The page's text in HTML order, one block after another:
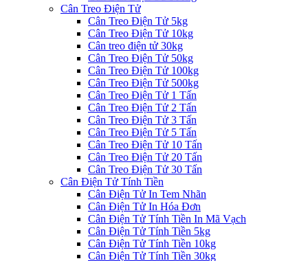
Cân Treo Điện Tử
Cân Treo Điện Tử 5kg
Cân Treo Điện Tử 10kg
Cân treo điện tử 30kg
Cân Treo Điện Tử 50kg
Cân Treo Điện Tử 100kg
Cân Treo Điện Tử 500kg
Cân Treo Điện Tử 1 Tấn
Cân Treo Điện Tử 2 Tấn
Cân Treo Điện Tử 3 Tấn
Cân Treo Điện Tử 5 Tấn
Cân Treo Điện Tử 10 Tấn
Cân Treo Điện Tử 20 Tấn
Cân Treo Điện Tử 30 Tấn
Cân Điện Tử Tính Tiền
Cân Điện Tử In Tem Nhãn
Cân Điện Tử In Hóa Đơn
Cân Điện Tử Tính Tiền In Mã Vạch
Cân Điện Tử Tính Tiền 5kg
Cân Điện Tử Tính Tiền 10kg
Cân Điện Tử Tính Tiền 30kg